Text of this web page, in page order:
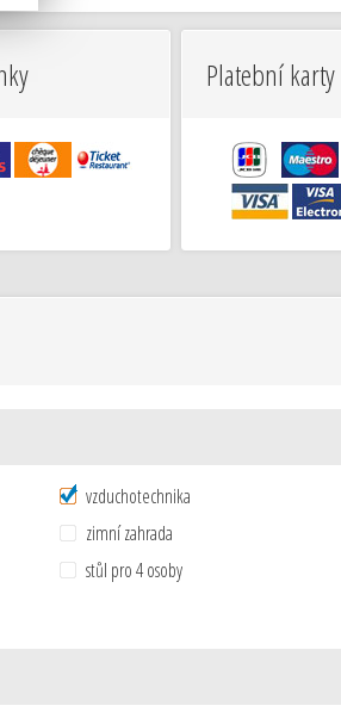
Platební karty
vzduchotechnika
zimní zahrada
stůl pro 4 osoby